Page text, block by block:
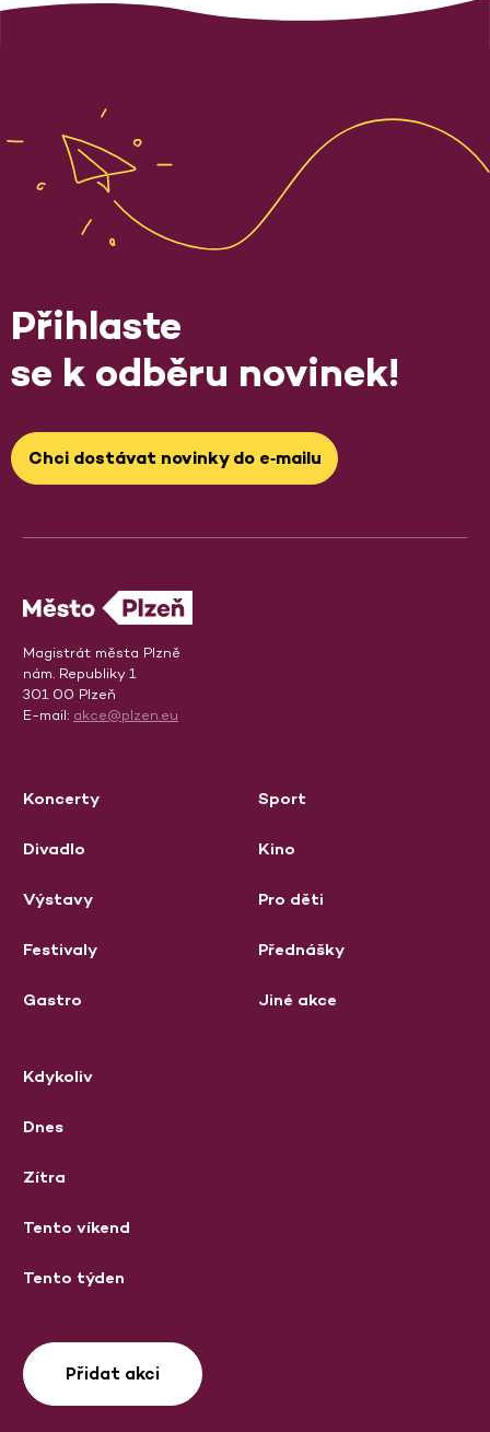
Přihlaste
se k odběru novinek!
Chci dostávat novinky do e‑mailu
Magistrát města Plzně
nám. Republiky 1
301 00 Plzeň
E-mail: akce@plzen.eu
Koncerty
Divadlo
Výstavy
Festivaly
Gastro
Sport
Kino
Pro děti
Přednášky
Jiné akce
Kdykoliv
Dnes
Zítra
Tento víkend
Tento týden
Přidat akci